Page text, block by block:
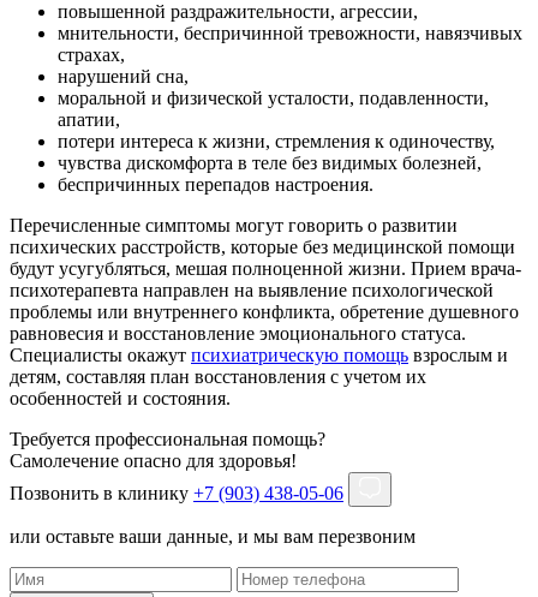
повышенной раздражительности, агрессии,
мнительности, беспричинной тревожности, навязчивых
страхах,
нарушений сна,
моральной и физической усталости, подавленности,
апатии,
потери интереса к жизни, стремления к одиночеству,
чувства дискомфорта в теле без видимых болезней,
беспричинных перепадов настроения.
Перечисленные симптомы могут говорить о развитии
психических расстройств, которые без медицинской помощи
будут усугубляться, мешая полноценной жизни. Прием врача-
психотерапевта направлен на выявление психологической
проблемы или внутреннего конфликта, обретение душевного
равновесия и восстановление эмоционального статуса.
Специалисты окажут психиатрическую помощь взрослым и
детям, составляя план восстановления с учетом их
особенностей и состояния.
Требуется профессиональная помощь?
Самолечение опасно для здоровья!
Позвонить в клинику +7 (903) 438-05-06
или оставьте ваши данные, и мы вам перезвоним